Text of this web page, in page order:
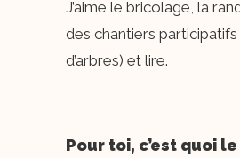
J’aime le bricolage, la
des chantiers
d’arbres) et lire.
Pour toi, c’est quoi